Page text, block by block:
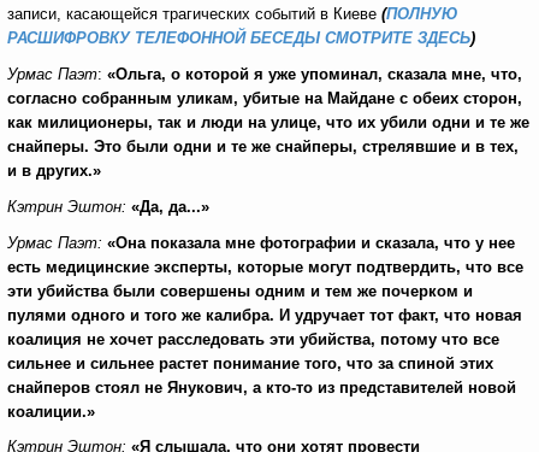
записи, касающейся трагических событий в Киеве (ПОЛНУЮ
РАСШИФРОВКУ ТЕЛЕФОННОЙ БЕСЕДЫ СМОТРИТЕ ЗДЕСЬ)
Урмас Паэт: «Ольга, о которой я уже упоминал, сказала мне, что,
согласно собранным уликам, убитые на Майдане с обеих сторон,
как милиционеры, так и люди на улице, что их убили одни и те же
снайперы. Это были одни и те же снайперы, стрелявшие и в тех,
и в других.»
Кэтрин Эштон: «Да, да...»
Урмас Паэт: «Она показала мне фотографии и сказала, что у нее
есть медицинские эксперты, которые могут подтвердить, что все
эти убийства были совершены одним и тем же почерком и
пулями одного и того же калибра. И удручает тот факт, что новая
коалиция не хочет расследовать эти убийства, потому что все
сильнее и сильнее растет понимание того, что за спиной этих
снайперов стоял не Янукович, а кто-то из представителей новой
коалиции.»
Кэтрин Эштон: «Я слышала, что они хотят провести